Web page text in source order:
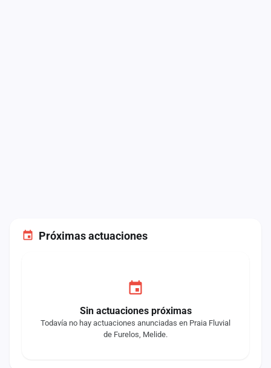
Próximas actuaciones
Sin actuaciones próximas
Todavía no hay actuaciones anunciadas en Praia Fluvial
de Furelos, Melide.